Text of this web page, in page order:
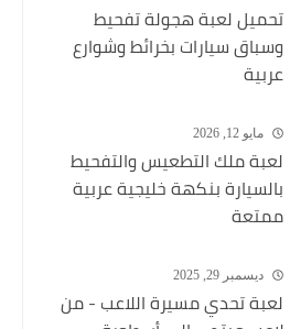
تحميل لعبة هجولة تفحيط
وسباق سيارات بخرائط وشوارع
عربية
مايو 12, 2026
لعبة ملك التطعيس والتفحيط
بالسيارة بنكهة خليجية عربية
ممتعة
ديسمبر 29, 2025
لعبة تحدي مسيرة اللاعب - من